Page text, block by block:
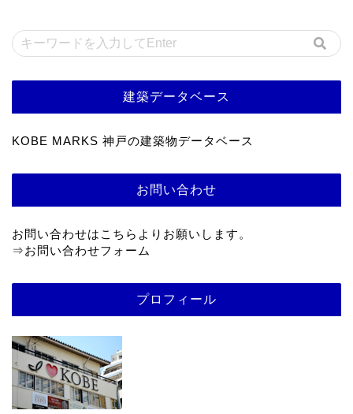
建築データベース
KOBE MARKS 神戸の建築物データベース
お問い合わせ
お問い合わせはこちらよりお願いします。
⇒お問い合わせフォーム
プロフィール